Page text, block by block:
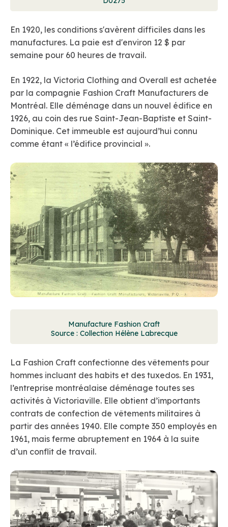
En 1920, les conditions s'avèrent difficiles dans les
manufactures. La paie est d'environ 12 $ par
semaine pour 60 heures de travail.
En 1922, la Victoria Clothing and Overall est achetée
par la compagnie Fashion Craft Manufacturers de
Montréal. Elle déménage dans un nouvel édifice en
1926, au coin des rue Saint-Jean-Baptiste et Saint-
Dominique. Cet immeuble est aujourd’hui connu
comme étant « l’édifice provincial ».
Manufacture Fashion Craft
Source : Collection Hélène Labrecque
La Fashion Craft confectionne des vêtements pour
hommes incluant des habits et des tuxedos. En 1931,
l’entreprise montréalaise déménage toutes ses
activités à Victoriaville. Elle obtient d’importants
contrats de confection de vêtements militaires à
partir des années 1940. Elle compte 350 employés en
1961, mais ferme abruptement en 1964 à la suite
d’un conflit de travail.